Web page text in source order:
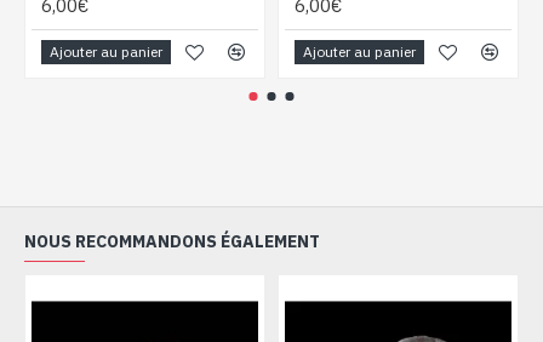
6,00€
Ajouter au panier
6,00€
Ajouter au panier
NOUS RECOMMANDONS ÉGALEMENT